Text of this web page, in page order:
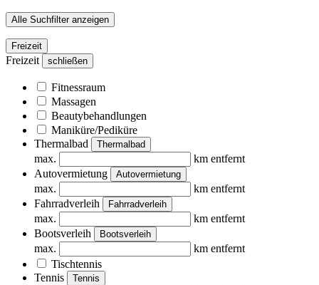
Alle Suchfilter anzeigen
Freizeit
Freizeit schließen
Fitnessraum
Massagen
Beautybehandlungen
Maniküre/Pediküre
Thermalbad
Thermalbad
max.
km entfernt
Autovermietung
Autovermietung
max.
km entfernt
Fahrradverleih
Fahrradverleih
max.
km entfernt
Bootsverleih
Bootsverleih
max.
km entfernt
Tischtennis
Tennis
Tennis